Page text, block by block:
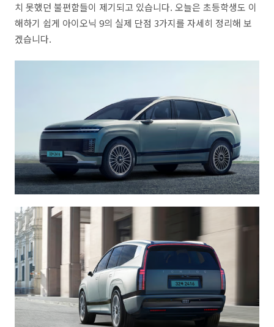
치 못했던 불편함들이 제기되고 있습니다. 오늘은 초등학생도 이
해하기 쉽게 아이오닉 9의 실제 단점 3가지를 자세히 정리해 보
겠습니다.